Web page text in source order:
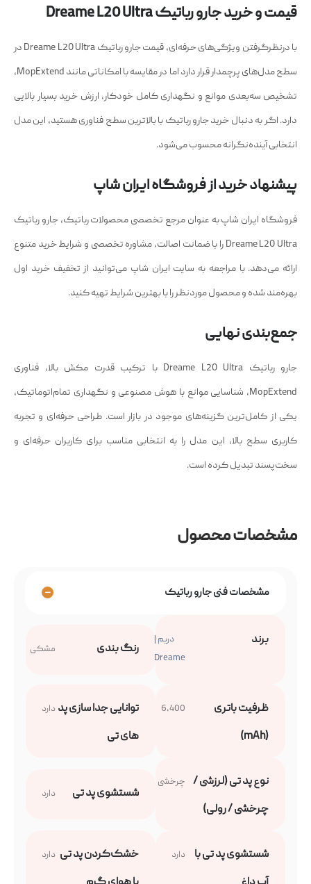
قیمت و خرید جارو رباتیک Dreame L20 Ultra
با درنظرگرفتن ویژگی‌های حرفه‌ای، قیمت جارو رباتیک Dreame L20 Ultra در
سطح مدل‌های پرچمدار قرار دارد اما در مقایسه با امکاناتی مانند MopExtend،
تشخیص سه‌بعدی موانع و نگهداری کامل خودکار، ارزش خرید بسیار بالایی
دارد. اگر به دنبال خرید جارو رباتیک با بالاترین سطح فناوری هستید، این مدل
انتخابی آینده‌نگرانه محسوب می‌شود.
پیشنهاد خرید از فروشگاه ایران شاپ
فروشگاه ایران شاپ به عنوان مرجع تخصصی محصولات رباتیک، جارو رباتیک
Dreame L20 Ultra را با ضمانت اصالت، مشاوره تخصصی و شرایط خرید متنوع
ارائه می‌دهد. با مراجعه به سایت ایران شاپ می‌توانید از تخفیف خرید اول
بهره‌مند شده و محصول موردنظر را با بهترین شرایط تهیه کنید.
جمع‌بندی نهایی
جارو رباتیک Dreame L20 Ultra با ترکیب قدرت مکش بالا، فناوری
MopExtend، شناسایی موانع با هوش مصنوعی و نگهداری تمام‌اتوماتیک،
یکی از کامل‌ترین گزینه‌های موجود در بازار است. طراحی حرفه‌ای و تجربه
کاربری سطح بالا، این مدل را به انتخابی مناسب برای کاربران حرفه‌ای و
سخت‌پسند تبدیل کرده است.
مشخصات محصول
مشخصات فنی جارو رباتیک
برند
دریم |
Dreame
رنگ بندی مشکی
ظرفیت باتری
(mAh)
6,400
توانایی جدا سازی پد
های تی
دارد
نوع پد تی (لرزشی /
چرخشی / رولی)
چرخشی
شستشوی پد تی دارد
شستشوی پد تی با
دارد
خشک‌کردن پد تی دارد